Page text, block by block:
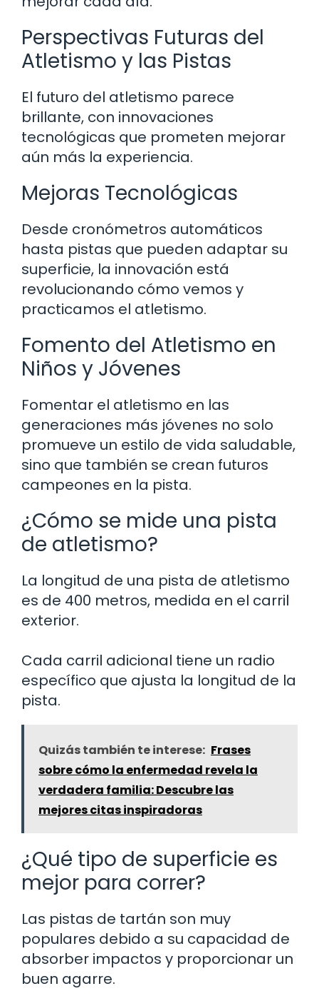
Perspectivas Futuras del
Atletismo y las Pistas
El futuro del atletismo parece
brillante, con innovaciones
tecnológicas que prometen mejorar
aún más la experiencia.
Mejoras Tecnológicas
Desde cronómetros automáticos
hasta pistas que pueden adaptar su
superficie, la innovación está
revolucionando cómo vemos y
practicamos el atletismo.
Fomento del Atletismo en
Niños y Jóvenes
Fomentar el atletismo en las
generaciones más jóvenes no solo
promueve un estilo de vida saludable,
sino que también se crean futuros
campeones en la pista.
¿Cómo se mide una pista
de atletismo?
La longitud de una pista de atletismo
es de 400 metros, medida en el carril
exterior.
Cada carril adicional tiene un radio
específico que ajusta la longitud de la
pista.
Quizás también te interese: Frases
sobre cómo la enfermedad revela la
verdadera familia: Descubre las
mejores citas inspiradoras
¿Qué tipo de superficie es
mejor para correr?
Las pistas de tartán son muy
populares debido a su capacidad de
absorber impactos y proporcionar un
buen agarre.